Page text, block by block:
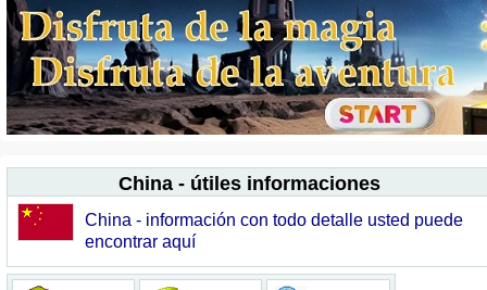
China - útiles informaciones
China - información con todo detalle usted puede
encontrar aquí